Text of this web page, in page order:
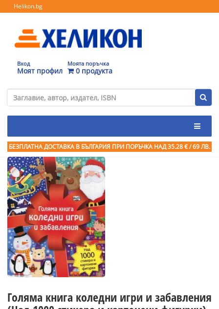
Helikon.bg
Вход
Моят профил
Моята поръчка
0 продукта
БЕЗПЛАТНА ДОСТАВКА В БЪЛГАРИЯ ПРИ ПОРЪЧКА НАД 35.28 € / 69 ЛВ.
Голяма книга коледни игри и забавления